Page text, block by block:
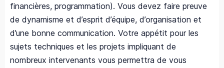
financières, programmation). Vous devez faire preuve
de dynamisme et d’esprit d’équipe, d’organisation et
d’une bonne communication. Votre appétit pour les
sujets techniques et les projets impliquant de
nombreux intervenants vous permettra de vous